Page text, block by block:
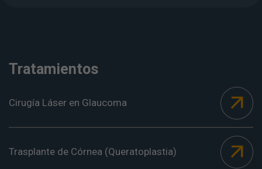
Tratamientos
Cirugía Láser en Glaucoma
Trasplante de Córnea (Queratoplastia)